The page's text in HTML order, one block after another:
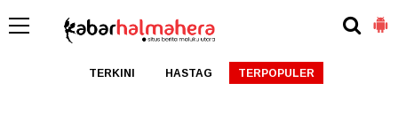
TERKINI HASTAG TERPOPULER